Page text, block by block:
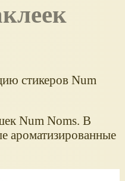
стикеров Num
Num Noms. В
ароматизированные